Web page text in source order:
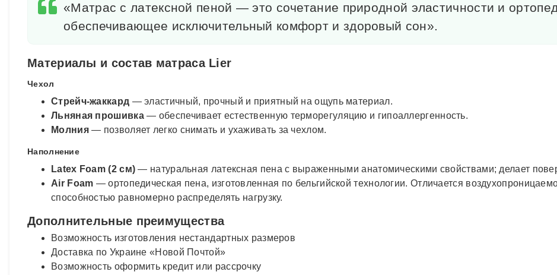
«Матрас с латексной пеной — это сочетание природной эластичности и
обеспечивающее исключительный комфорт и здоровый сон».
Материалы и состав матраса Lier
Чехол
Стрейч-жаккард — эластичный, прочный и приятный на ощупь материал.
Льняная прошивка— обеспечивает естественную терморегуляцию и гипоаллергенность.
Молния— позволяет легко снимать и ухаживать за чехлом.
Наполнение
Latex Foam (2 см) — натуральная латексная пена с выраженными анатомическими свойствами; делает
Air Foam — ортопедическая пена, изготовленная по бельгийской технологии. Отличается
способностью равномерно распределять нагрузку.
Дополнительные преимущества
Возможность изготовления нестандартных размеров
Доставка по Украине «Новой Почтой»
Возможность оформить кредит или рассрочку